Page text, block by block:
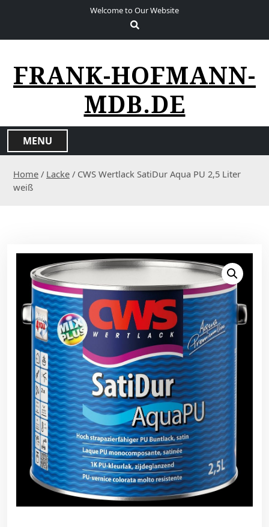
Welcome to Our Website
FRANK-HOFMANN-
MDB.DE
MENU
Home / Lacke / CWS Wertlack SatiDur Aqua PU 2,5 Liter
weiß